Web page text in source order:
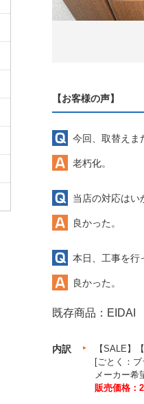
【お客様の声】
今回、取替えま
老朽化。
当店の対応はい
良かった。
本日、工事を行
良かった。
既存商品：EIDAI
内訳
【SALE】
[ごとく：
メーカー希
販売価格：